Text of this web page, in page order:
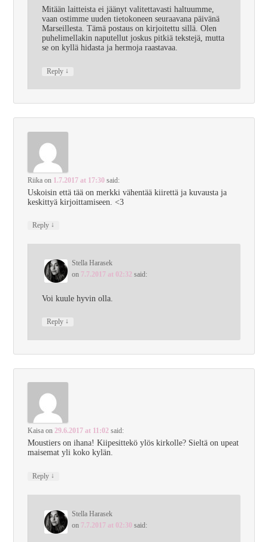
Mitään laitteista ei jäänyt valitettavasti haltuumme,
vaan ostimme uuden tietokoneen seuraavana päivänä
Marseillesta. Tämä postaus on kirjoitettu sillä. Olen
puhelimellakin naputellut joskus pitkiä tekstejä, mutta
se on kyllä hidasta ja hermoja raastavaa.
Reply ↓
Riika on 1.7.2017 at 17:30 said:
Uskoisin että tää on merkki vähentää kiirettä ja kuvausta ja
keskittyä kirjoittamiseen. <3
Reply ↓
Stella Harasek
on 7.7.2017 at 02:32 said:
Voi kuule hyvin olla.
Reply ↓
Kaisa on29.6.2017 at 11:02 said:
Moustiers on ihana! Kiipesittekö ylös kirkolle? Sieltä on upeat
maisemat yli koko kylän.
Reply ↓
Stella Harasek
on 7.7.2017 at 02:30 said: